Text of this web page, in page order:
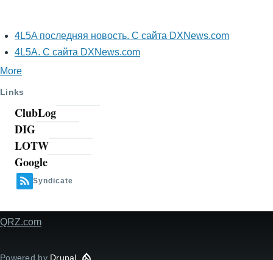
4L5A последняя новость. С сайта DXNews.com
4L5A. С сайта DXNews.com
More
Links
ClubLog
DIG
LOTW
Google
Syndicate
Footer
QRZ.com
Powered by Drupal